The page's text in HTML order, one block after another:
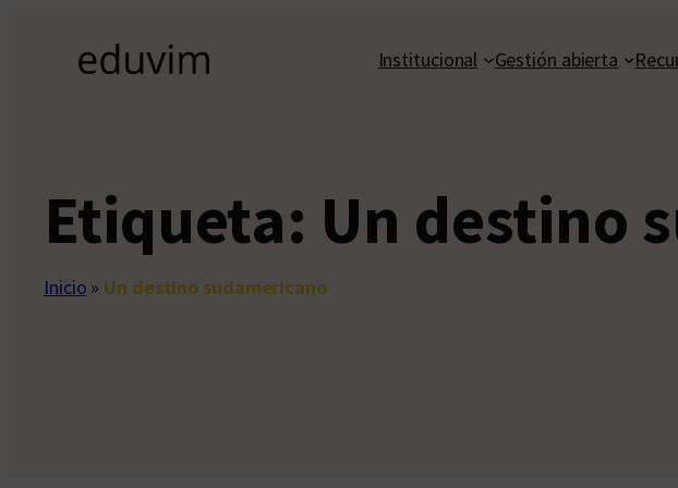
contenido
Institucional Gestión abierta
Etiqueta: Un destino
Inicio » Un destino sudamericano